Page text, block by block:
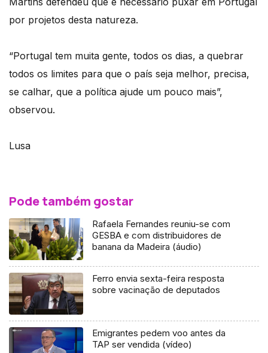
por projetos desta natureza.
“Portugal tem muita gente, todos os dias, a quebrar
todos os limites para que o país seja melhor, precisa,
se calhar, que a política ajude um pouco mais”,
observou.
Lusa
Pode também gostar
Rafaela Fernandes reuniu-se com
GESBA e com distribuidores de
banana da Madeira (áudio)
Ferro envia sexta-feira resposta
sobre vacinação de deputados
Emigrantes pedem voo antes da
TAP ser vendida (vídeo)